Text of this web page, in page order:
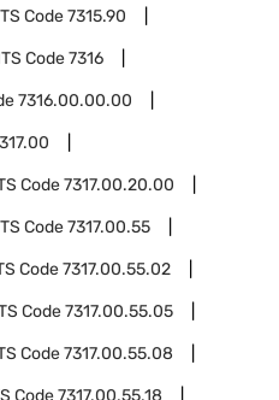
Code7315.90
Code7316
7316.00.00.00
Code7317.00.20.00
Code7317.00.55
Code7317.00.55.02
Code7317.00.55.05
Code7317.00.55.08
Code7317.00.55.18